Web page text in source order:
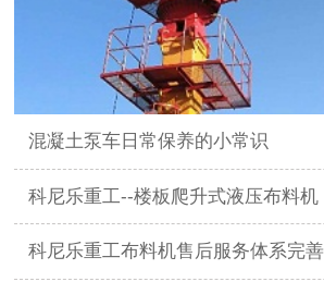
混凝土泵车日常保养的小常识
科尼乐重工--楼板爬升式液压布料机
科尼乐重工布料机售后服务体系完善